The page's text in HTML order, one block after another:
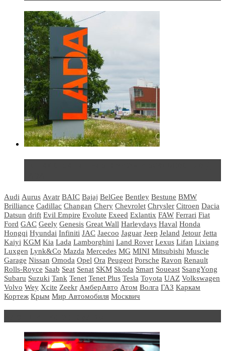
Audi Aurus Avatr BAIC Bajaj BelGee Bentley Bestune BMW
Brilliance Cadillac Changan Chery Chevrolet Chrysler Citroen Dacia
Datsun drift Evil Empire Evolute Exeed Exlantix FAW Ferrari Fiat
Ford GAC Geely Genesis Great Wall Harleydays Haval Honda
Hongqi Hyundai Infiniti JAC Jaecoo Jaguar Jeep Jeland Jetour Jetta
Kaiyi KGM Kia Lada Lamborghini Land Rover Lexus Lifan Lixiang
Luxgen Lynk&Co Mazda Mercedes MG MINI Mitsubishi Muscle
Garage Nissan Omoda Opel Ora Peugeot Porsche Ravon Renault
Rolls-Royce Saab Seat Senat SKM Skoda Smart Soueast SsangYong
Subaru Suzuki Tank Tenet Tenet Plus Tesla Toyota UAZ Volkswagen
Volvo Wey Xcite Zeekr АмберАвто Атом Волга ГАЗ Каркам
Кортеж Крым Мир Автомобиля Москвич